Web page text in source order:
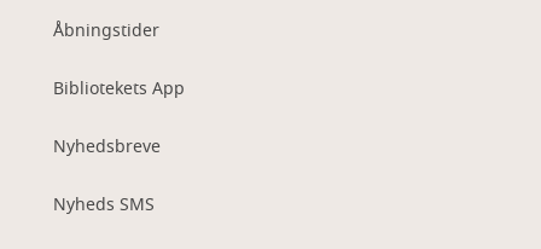
Åbningstider
Bibliotekets App
Nyhedsbreve
Nyheds SMS